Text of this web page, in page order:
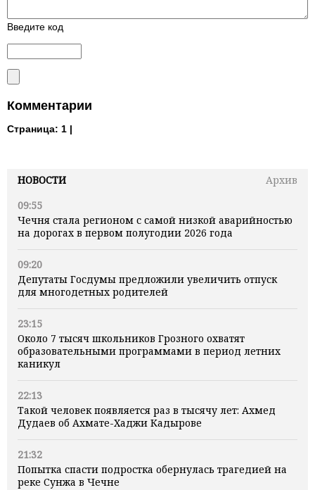
НОВОСТИ
Архив
09:55
Чечня стала регионом с самой низкой аварийностью
на дорогах в первом полугодии 2026 года
09:20
Депутаты Госдумы предложили увеличить отпуск
для многодетных родителей
23:15
Около 7 тысяч школьников Грозного охватят
образовательными программами в период летних
каникул
22:13
Такой человек появляется раз в тысячу лет: Ахмед
Дудаев об Ахмате-Хаджи Кадырове
21:32
Попытка спасти подростка обернулась трагедией на
реке Сунжа в Чечне
Введите код
Комментарии
Страница: 1 |